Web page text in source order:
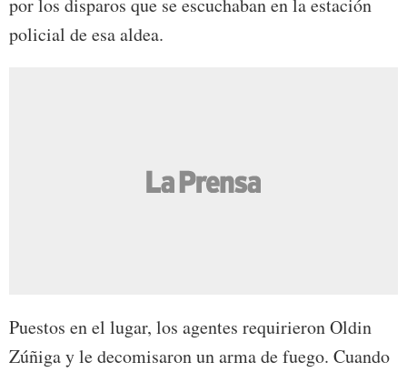
por los disparos que se escuchaban en la estación
policial de esa aldea.
Puestos en el lugar, los agentes requirieron Oldin
Zúñiga y le decomisaron un arma de fuego. Cuando